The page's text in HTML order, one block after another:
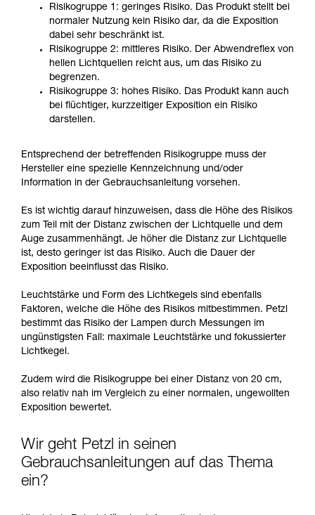
Risikogruppe 1: geringes Risiko. Das Produkt stellt bei
normaler Nutzung kein Risiko dar, da die Exposition
dabei sehr beschränkt ist.
Risikogruppe 2: mittleres Risiko. Der Abwendreflex von
hellen Lichtquellen reicht aus, um das Risiko zu
begrenzen.
Risikogruppe 3: hohes Risiko. Das Produkt kann auch
bei flüchtiger, kurzzeitiger Exposition ein Risiko
darstellen.
Entsprechend der betreffenden Risikogruppe muss der
Hersteller eine spezielle Kennzeichnung und/oder
Information in der Gebrauchsanleitung vorsehen.
Es ist wichtig darauf hinzuweisen, dass die Höhe des Risikos
zum Teil mit der Distanz zwischen der Lichtquelle und dem
Auge zusammenhängt. Je höher die Distanz zur Lichtquelle
ist, desto geringer ist das Risiko. Auch die Dauer der
Exposition beeinflusst das Risiko.
Leuchtstärke und Form des Lichtkegels sind ebenfalls
Faktoren, welche die Höhe des Risikos mitbestimmen. Petzl
bestimmt das Risiko der Lampen durch Messungen im
ungünstigsten Fall: maximale Leuchtstärke und fokussierter
Lichtkegel.
Zudem wird die Risikogruppe bei einer Distanz von 20 cm,
also relativ nah im Vergleich zu einer normalen, ungewollten
Exposition bewertet.
Wir geht Petzl in seinen
Gebrauchsanleitungen auf das Thema
ein?